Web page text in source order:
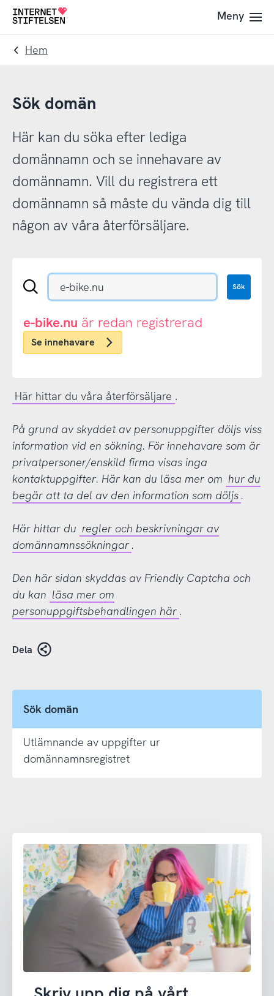
Till
navigering
Till
innehåll
Till
Meny
Hem
Sök domän
Här kan du söka efter lediga
domännamn och se innehavare av
domännamn. Vill du registrera ett
domännamn så måste du vända dig till
någon av våra återförsäljare.
Sök
eller
.nu-
domän
Sök
e-bike.nu är redan registrerad
Se innehavare
Här hittar du våra återförsäljare .
På grund av skyddet av personuppgifter döljs viss
information vid en sökning. För innehavare som är
privatpersoner/enskild firma visas inga
kontaktuppgifter. Här kan du läsa mer om hur du
begär att ta del av den information som döljs .
Här hittar du regler och beskrivningar av
domännamnssökningar .
Den här sidan skyddas av Friendly Captcha och
du kan läsa mer om
personuppgiftsbehandlingen här .
Dela
Sök domän
Utlämnande av uppgifter ur
domännamnsregistret